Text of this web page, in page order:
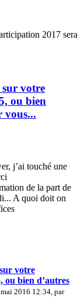
2017 sera
votre
ou bien
vous...
j’ai touché une
de la part de
A quoi doit on
votre
ou bien d’autres
2016 12:34, par